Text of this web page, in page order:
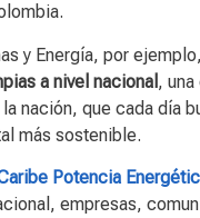
y Energía, por ejemplo,
a nivel nacional ,
nación, que cada día
más sostenible.
Potencia
empresas,